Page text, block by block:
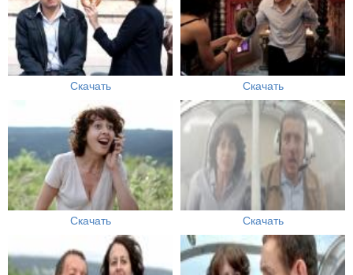
Скачать Скачать
Скачать Скачать